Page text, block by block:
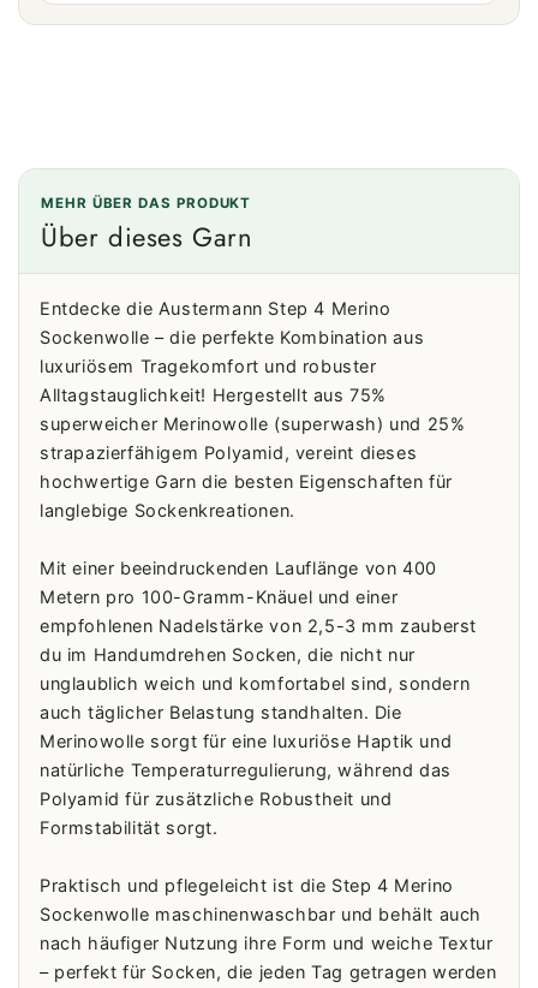
MEHR ÜBER DAS PRODUKT
Über dieses Garn
Entdecke die Austermann Step 4 Merino
Sockenwolle – die perfekte Kombination aus
luxuriösem Tragekomfort und robuster
Alltagstauglichkeit! Hergestellt aus 75%
superweicher Merinowolle (superwash) und 25%
strapazierfähigem Polyamid, vereint dieses
hochwertige Garn die besten Eigenschaften für
langlebige Sockenkreationen.
Mit einer beeindruckenden Lauflänge von 400
Metern pro 100-Gramm-Knäuel und einer
empfohlenen Nadelstärke von 2,5-3 mm zauberst
du im Handumdrehen Socken, die nicht nur
unglaublich weich und komfortabel sind, sondern
auch täglicher Belastung standhalten. Die
Merinowolle sorgt für eine luxuriöse Haptik und
natürliche Temperaturregulierung, während das
Polyamid für zusätzliche Robustheit und
Formstabilität sorgt.
Praktisch und pflegeleicht ist die Step 4 Merino
Sockenwolle maschinenwaschbar und behält auch
nach häufiger Nutzung ihre Form und weiche Textur
– perfekt für Socken, die jeden Tag getragen werden